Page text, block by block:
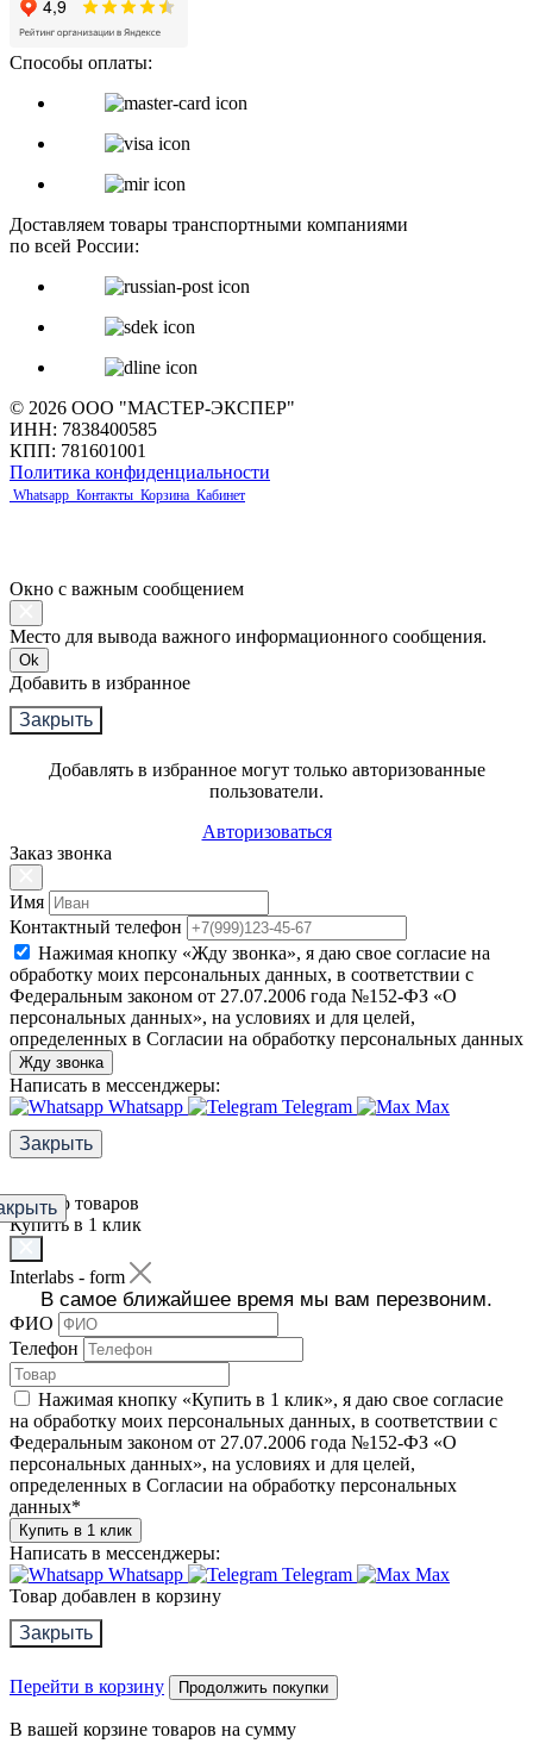
Способы оплаты:
Доставляем товары транспортными компаниями
по всей России:
© 2026 ООО "МАСТЕР-ЭКСПЕР"
ИНН: 7838400585
КПП: 781601001
Политика конфиденциальности
Whatsapp Контакты Корзина Кабинет
Окно с важным сообщением
Место для вывода важного информационного сообщения.
Ok
Добавить в избранное
Закрыть
Добавлять в избранное могут только авторизованные
пользователи.
Авторизоваться
Заказ звонка
Имя
Контактный телефон
Нажимая кнопку «Жду звонка», я даю свое согласие на
обработку моих персональных данных, в соответствии с
Федеральным законом от 27.07.2006 года №152-ФЗ «О
персональных данных», на условиях и для целей,
определенных в Согласии на обработку персональных данных
Жду звонка
Написать в мессенджеры:
Whatsapp
Telegram
Max
Закрыть
Фильтр товаров
Купить в 1 клик
Interlabs - form
В самое ближайшее время мы вам перезвоним.
ФИО
Телефон
Нажимая кнопку «Купить в 1 клик», я даю свое согласие
на обработку моих персональных данных, в соответствии с
Федеральным законом от 27.07.2006 года №152-ФЗ «О
персональных данных», на условиях и для целей,
определенных в Согласии на обработку персональных
данных*
Купить в 1 клик
Написать в мессенджеры:
Whatsapp
Telegram
Max
Товар добавлен в корзину
Закрыть
Перейти в корзину Продолжить покупки
В вашей корзине товаров на сумму